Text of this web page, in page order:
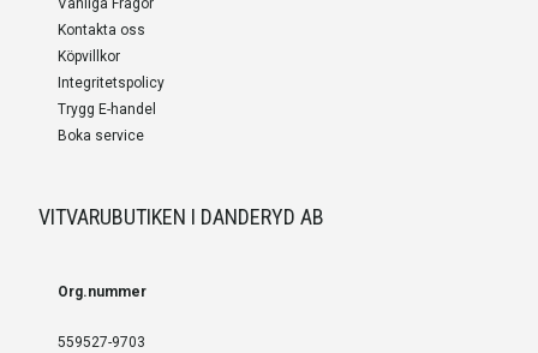
Kontakta oss
Köpvillkor
Integritetspolicy
Trygg E-handel
Boka service
VITVARUBUTIKEN I DANDERYD AB
Org.nummer
559527-9703